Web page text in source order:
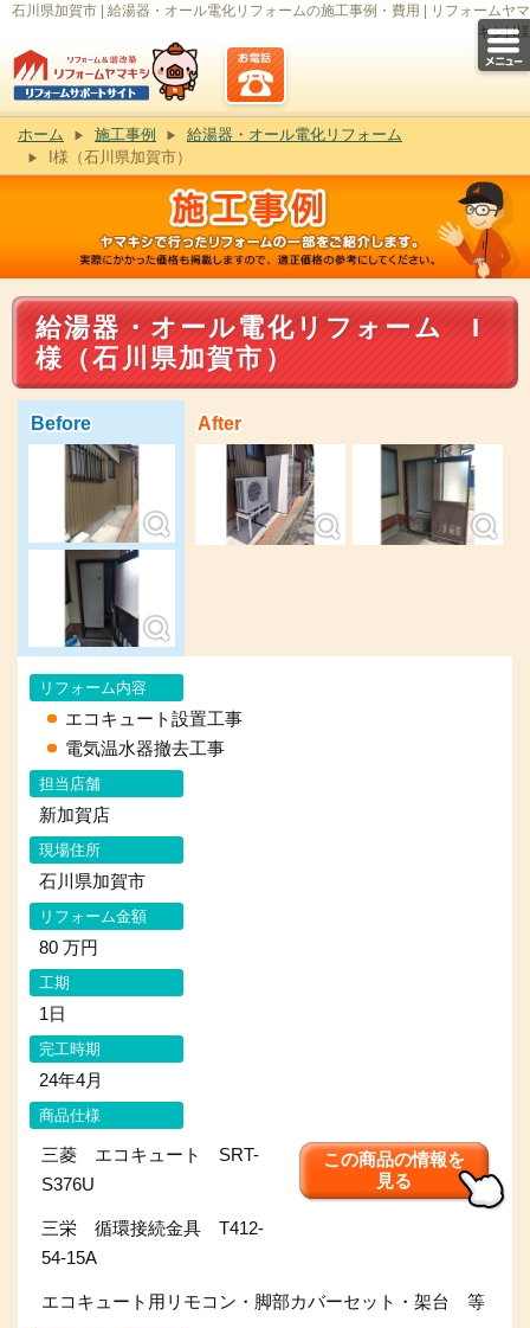
石川県加賀市 | 給湯器・オール電化リフォームの施工事例・費用 | リフォームヤマ
キシ| I様
ホーム 施工事例
給湯器・オール電化リフォーム
I様（石川県加賀市）
給湯器・オール電化リフォーム I
様（石川県加賀市）
Before After
リフォーム内容
エコキュート設置工事
電気温水器撤去工事
担当店舗
新加賀店
現場住所
石川県加賀市
リフォーム金額
80 万円
工期
1日
完工時期
24年4月
商品仕様
三菱 エコキュート SRT-
S376U
この商品の情報を
見る
三栄 循環接続金具 T412-
54-15A
エコキュート用リモコン・脚部カバーセット・架台 等